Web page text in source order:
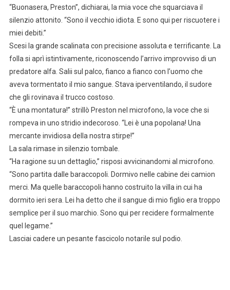
“Buonasera, Preston”, dichiarai, la mia voce che squarciava il
silenzio attonito. “Sono il vecchio idiota. E sono qui per riscuotere i
miei debiti.”
Scesi la grande scalinata con precisione assoluta e terrificante. La
folla si aprì istintivamente, riconoscendo l’arrivo improvviso di un
predatore alfa. Salii sul palco, fianco a fianco con l’uomo che
aveva tormentato il mio sangue. Stava iperventilando, il sudore
che gli rovinava il trucco costoso.
“È una montatura!” strillò Preston nel microfono, la voce che si
rompeva in uno stridio indecoroso. “Lei è una popolana! Una
mercante invidiosa della nostra stirpe!”
La sala rimase in silenzio tombale.
“Ha ragione su un dettaglio,” risposi avvicinandomi al microfono.
“Sono partita dalle baraccopoli. Dormivo nelle cabine dei camion
merci. Ma quelle baraccopoli hanno costruito la villa in cui ha
dormito ieri sera. Lei ha detto che il sangue di mio figlio era troppo
semplice per il suo marchio. Sono qui per recidere formalmente
quel legame.”
Lasciai cadere un pesante fascicolo notarile sul podio.